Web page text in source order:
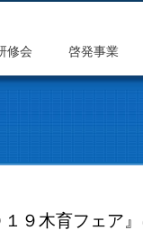
修会 啓発事業
９木育フェア